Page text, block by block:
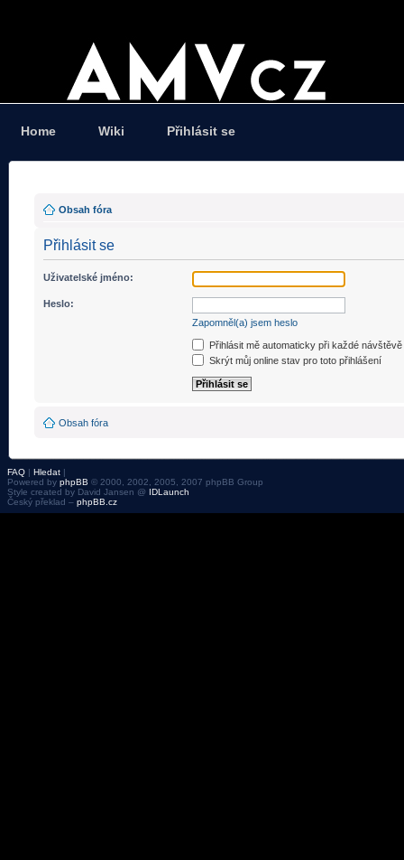
Home Wiki Přihlásit se
Obsah fóra
Přihlásit se
Uživatelské jméno:
Heslo:
Zapomněl(a) jsem heslo
Přihlásit mě automaticky při každé návštěvě
Skrýt můj online stav pro toto přihlášení
Obsah fóra
FAQ | Hledat |
Powered by phpBB © 2000, 2002, 2005, 2007 phpBB Group
Style created by David Jansen @ IDLaunch
Český překlad – phpBB.cz